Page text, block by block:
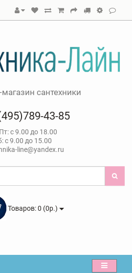
магазин сантехники
43-85
с 9.00 до 18.00
с 9.00 до 15.00
line@yandex.ru
Товаров: 0 (0р.)